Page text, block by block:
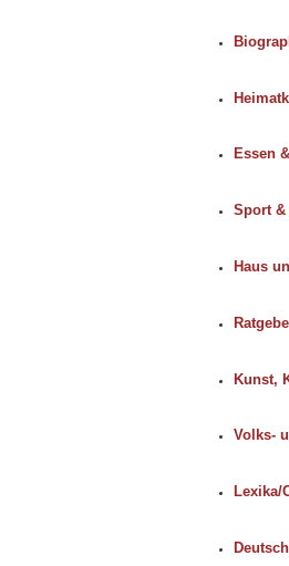
Essen
Sport &
Haus
Kunst,
Volks-
Lexika/